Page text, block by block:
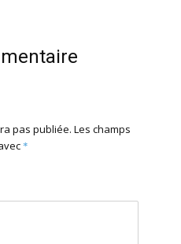
pas publiée. Les champs
*